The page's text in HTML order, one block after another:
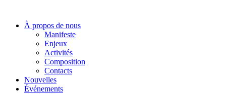
contenuÀ propos de nous
Manifeste
Enjeux
Activités
Composition
Contacts
Nouvelles
Événements